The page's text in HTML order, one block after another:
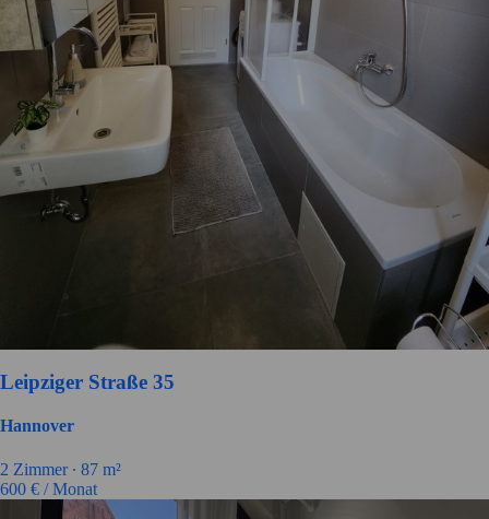
Leipziger Straße 35
Hannover
2 Zimmer ∙ 87 m²
600 € / Monat